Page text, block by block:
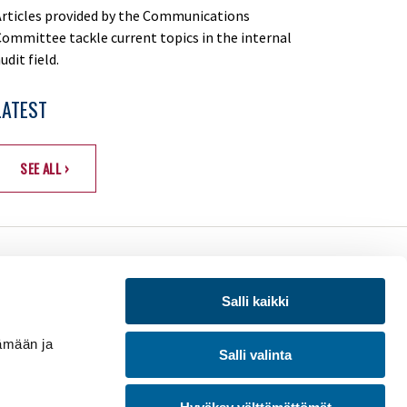
ja
Salli kaikki
Salli valinta
provided by the Communications
tackle current topics in the internal
field.
SEE ALL ›